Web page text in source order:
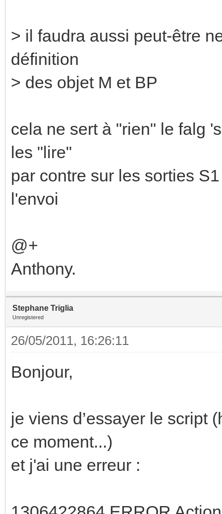
> il faudra aussi peut-être
définition
> des objet M et BP
cela ne sert à "rien" le falg
les "lire"
par contre sur les sorties
l'envoi
@+
Anthony.
Stephane Triglia
Unregistered
26/05/2011, 16:26:11
Bonjour,
je viens d’essayer le script
ce moment...)
et j'ai une erreur :